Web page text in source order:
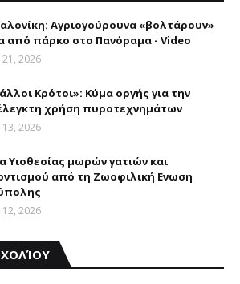
Αγριογούρουνα «βολτάρουν»
από πάρκο στο Πανόραμα - Video
21, 2026
Kρότοι»: Κύμα οργής για την
χρήση πυροτεχνημάτων
13, 2026
Yιοθεσίας μωρών γατιών και
από τη Ζωοφιλική Eνωση
12, 2026